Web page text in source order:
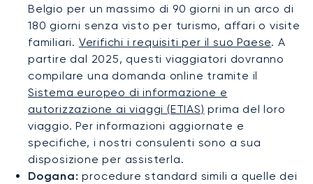
Belgio per un massimo di 90 giorni in un arco di
180 giorni senza visto per turismo, affari o visite
familiari. Verifichi i requisiti per il suo Paese. A
partire dal 2025, questi viaggiatori dovranno
compilare una domanda online tramite il
Sistema europeo di informazione e
autorizzazione ai viaggi (ETIAS) prima del loro
viaggio. Per informazioni aggiornate e
specifiche, i nostri consulenti sono a sua
disposizione per assisterla.
Dogana: procedure standard simili a quelle dei